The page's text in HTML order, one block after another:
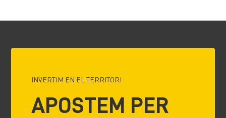
INVERTIM EN EL TERRITORI
APOSTEM PER